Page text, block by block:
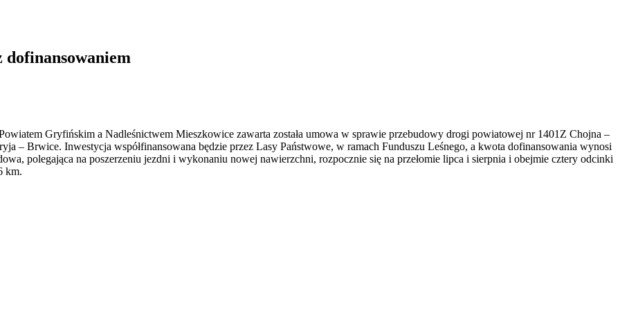
Gryfińskim a Nadleśnictwem Mieszkowice zawarta została umowa w sprawie przebudowy drogi powiatowej nr 1401Z Chojna –
– Brwice. Inwestycja współfinansowana będzie przez Lasy Państwowe, w ramach Funduszu Leśnego, a kwota dofinansowania wynosi
polegająca na poszerzeniu jezdni i wykonaniu nowej nawierzchni, rozpocznie się na przełomie lipca i sierpnia i obejmie cztery odcinki
km.